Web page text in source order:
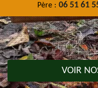
Père : 06 51 61
VOIR